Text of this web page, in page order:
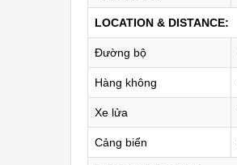
LOCATION & DISTANCE:
Đường bộ
Hàng không
Xe lửa
Cảng biển